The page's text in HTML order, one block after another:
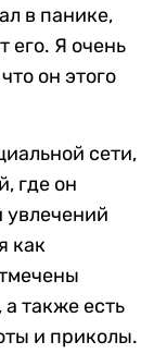
в панике,
его. Я очень
он этого
сети,
где он
как
также есть
и приколы.